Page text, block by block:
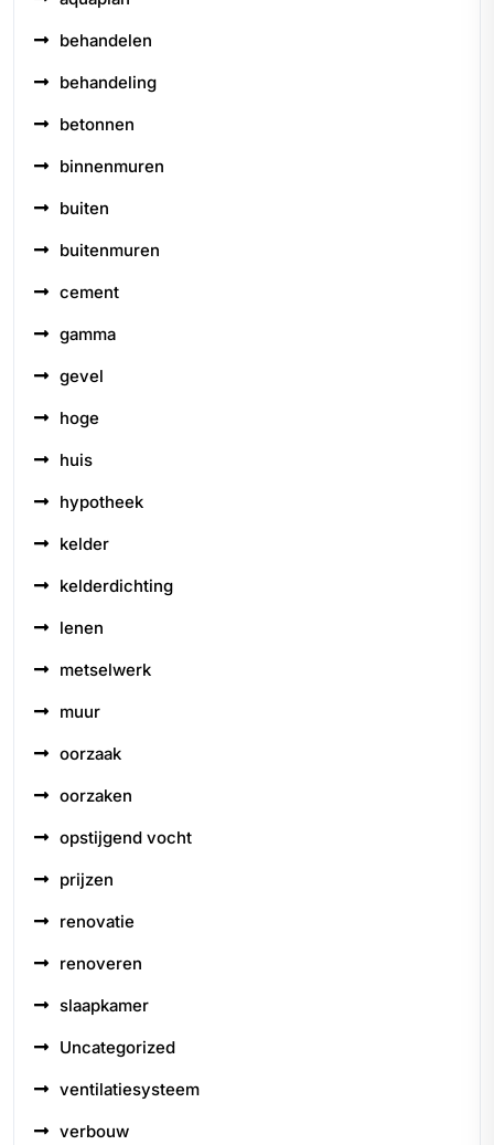
behandelen
behandeling
betonnen
binnenmuren
buiten
buitenmuren
cement
gamma
gevel
hoge
huis
hypotheek
kelder
kelderdichting
lenen
metselwerk
muur
oorzaak
oorzaken
opstijgend vocht
prijzen
renovatie
renoveren
slaapkamer
Uncategorized
ventilatiesysteem
verbouw